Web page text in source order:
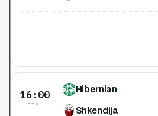
16:00
FIM
Hibernian
Shkendija